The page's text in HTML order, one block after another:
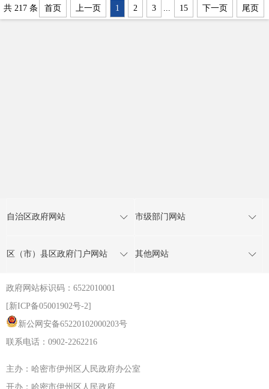
共 217 条 首页 上一页 1 2 3 15 下一页 尾页
自治区政府网站 市级部门网站
区（市）县区政府门户网站 其他网站
政府网站标识码：6522010001
[新ICP备05001902号-2]
新公网安备65220102000203号
联系电话：0902-2262216
主办：哈密市伊州区人民政府办公室
开办：哈密市伊州区人民政府